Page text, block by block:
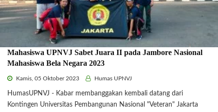
Mahasiswa UPNVJ Sabet Juara II pada Jambore Nasional
Mahasiswa Bela Negara 2023
Kamis, 05 Oktober 2023 Humas UPNVJ
HumasUPNVJ - Kabar membanggakan kembali datang dari
Kontingen Universitas Pembangunan Nasional "Veteran" Jakarta